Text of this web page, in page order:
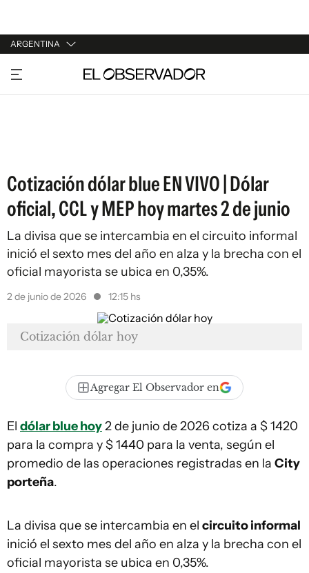
ARGENTINA
URUGUAY
ARGENTINA
Cotización dólar blue EN VIVO | Dólar
oficial, CCL y MEP hoy martes 2 de junio
La divisa que se intercambia en el circuito informal
inició el sexto mes del año en alza y la brecha con el
oficial mayorista se ubica en 0,35%.
2 de junio de 2026 12:15 hs
Cotización dólar hoy
Agregar El Observador en
El dólar blue hoy2 de junio de 2026 cotiza a $ 1420
para la compra y $ 1440 para la venta, según el
promedio de las operaciones registradas en la City
porteña.
La divisa que se intercambia en el circuito informal
inició el sexto mes del año en alza y la brecha con el
oficial mayorista se ubica en 0,35%.